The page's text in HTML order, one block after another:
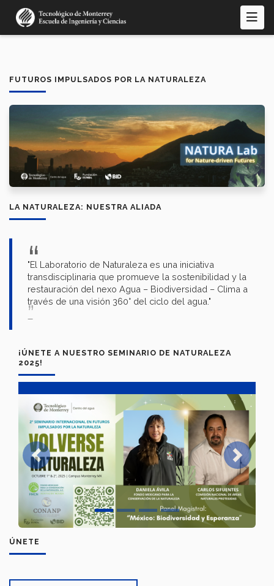
Pasar
contenido
FUTUROS IMPULSADOS POR LA NATURALEZA
LA NATURALEZA: NUESTRA ALIADA
"El Laboratorio de Naturaleza es una iniciativa
transdisciplinaria que promueve la sostenibilidad y la
restauración del nexo Agua – Biodiversidad – Clima a
través de una visión 360° del ciclo del agua."
¡ÚNETE A NUESTRO SEMINARIO DE NATURALEZA
2025!
Previous Next
ÚNETE